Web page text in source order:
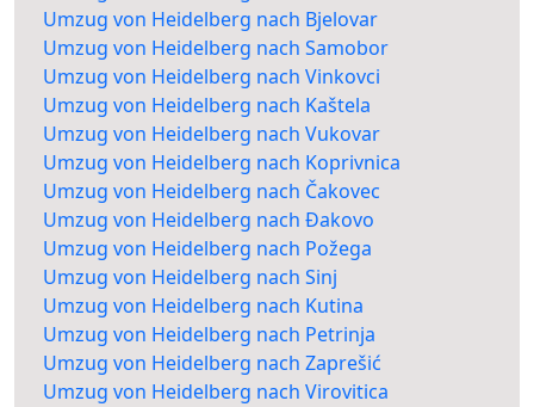
Umzug von Heidelberg nach Bjelovar
Umzug von Heidelberg nach Samobor
Umzug von Heidelberg nach Vinkovci
Umzug von Heidelberg nach Kaštela
Umzug von Heidelberg nach Vukovar
Umzug von Heidelberg nach Koprivnica
Umzug von Heidelberg nach Čakovec
Umzug von Heidelberg nach Đakovo
Umzug von Heidelberg nach Požega
Umzug von Heidelberg nach Sinj
Umzug von Heidelberg nach Kutina
Umzug von Heidelberg nach Petrinja
Umzug von Heidelberg nach Zaprešić
Umzug von Heidelberg nach Virovitica